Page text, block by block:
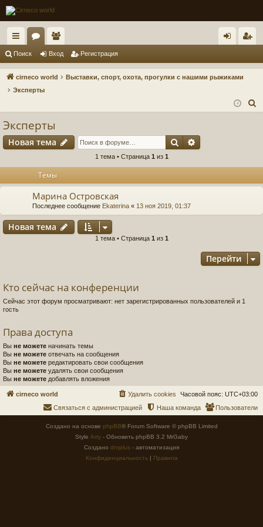
с
ы
лк
ум
ы
ол
ьз
ел
и
д ис
ац
Поиск Вход Регистрация
cirneco world
Выставки, спорт, охота, прогулки с нашими рыжиками
Эксперты
Эксперты
Новая тема Поиск
1 тема • Страница 1 из 1
Темы
Марина Островская
Последнее сообщение Ekaterina « 13 ноя 2019, 01:37
Новая тема
1 тема • Страница 1 из 1
Перейти
Кто сейчас на конференции
Сейчас этот форум просматривают: нет зарегистрированных пользователей и 1
гость
Права доступа
Вы не можете начинать темы
Вы не можете отвечать на сообщения
Вы не можете редактировать свои сообщения
Вы не можете удалять свои сообщения
Вы не можете добавлять вложения
cirneco world Часовой пояс: UTC+03:00
Удалить cookies
Пользователи
Наша команда
Связаться с администрацией
Создано на основе phpBB® Forum Software © phpBB Limited
Style Arty - Обновить phpBB 3.2 MrGaby
Создано dntplus - автоматизация
Конфиденциальность| Правила